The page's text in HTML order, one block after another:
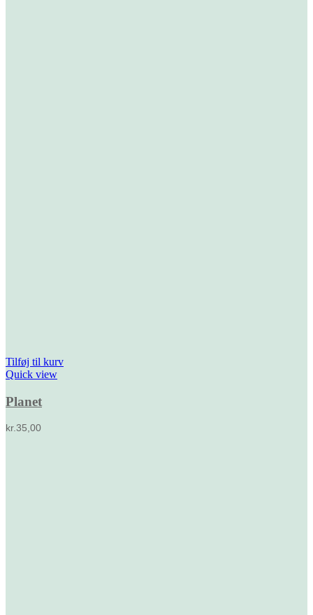
Tilføj til kurv
Quick view
Planet
kr.35,00